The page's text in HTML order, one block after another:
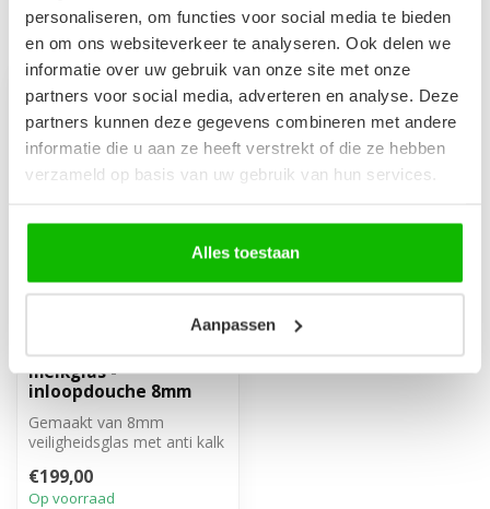
personaliseren, om functies voor social media te bieden
en om ons websiteverkeer te analyseren. Ook delen we
informatie over uw gebruik van onze site met onze
partners voor social media, adverteren en analyse. Deze
partners kunnen deze gegevens combineren met andere
informatie die u aan ze heeft verstrekt of die ze hebben
verzameld op basis van uw gebruik van hun services.
Alles toestaan
Aanpassen
Recent bekeken
Douchewand Florida
80 x 200 cm - chroom -
melkglas -
inloopdouche 8mm
Gemaakt van 8mm
veiligheidsglas met anti kalk
Inclusief...
€199,00
Op voorraad